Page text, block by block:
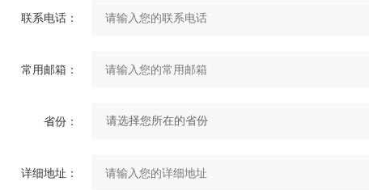
联系电话：
常用邮箱：
省份：
详细地址：